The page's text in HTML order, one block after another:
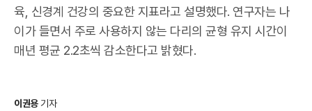
육, 신경계 건강의 중요한 지표라고 설명했다. 연구자는 나
이가 들면서 주로 사용하지 않는 다리의 균형 유지 시간이
매년 평균 2.2초씩 감소한다고 밝혔다.
이권용기자